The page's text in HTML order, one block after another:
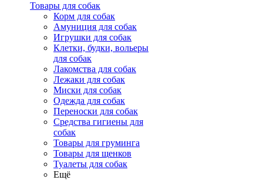
Товары для собак
Корм для собак
Амуниция для собак
Игрушки для собак
Клетки, будки, вольеры
для собак
Лакомства для собак
Лежаки для собак
Миски для собак
Одежда для собак
Переноски для собак
Средства гигиены для
собак
Товары для груминга
Товары для щенков
Туалеты для собак
Ещё